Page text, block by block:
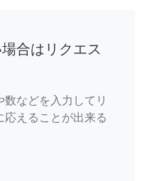
合はリクエス
などを入力してリ
応えることが出来る